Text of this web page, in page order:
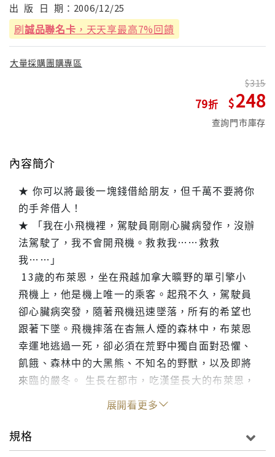
出 版 日 期： 2006/12/25
刷誠品聯名卡 ，天天享最高7%回饋
大量採購團購專區
79
315
248
查詢門市庫存
內容簡介
★ 你可以將最後一塊錢借給朋友，但千萬不要將你
的手斧借人！
★ 「我在小飛機裡，駕駛員剛剛心臟病發作，沒辦
法駕駛了，我不會開飛機。救救我……救救
我……」
13歲的布萊恩，坐在飛越加拿大曠野的單引擎小
飛機上，他是機上唯一的乘客。起飛不久，駕駛員
卻心臟病突發，隨著飛機迅速墜落，所有的希望也
跟著下墜。飛機摔落在杳無人煙的森林中，布萊恩
幸運地逃過一死，卻必須在荒野中獨自面對恐懼、
飢餓、森林中的大黑熊、不知名的野獸，以及即將
來臨的嚴冬。 生長在都市，吃漢堡長大的布萊恩，
如何讓自己活下去？赤手空拳的他如何為自己蓋一
處遮風避野獸的處所？如何將電視上看到的鑽木取
火理論，落實為攸關生死存活的取暖之道？ 為了填
飽肚子，這個城市少年學會打獵，並利用臨上飛機
展開看更多
規格